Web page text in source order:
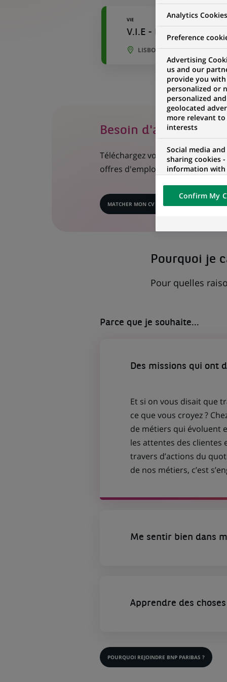
VIE
V.I.E - REPO Sales &
LISBONNE, LISBONNE,
Besoin d'aide dans
Téléchargez votre CV en 1 clic,
offres d'emploi les plus adaptées
MATCHER MON CV
(CE
Pourquoi je
Pour quelles
Parce que je souhaite...
Des missions qui ont
Et si on vous disait que
ce que vous croyez ?
de métiers qui évoluent
les attentes des clientes
travers d’actions du
de nos métiers, c’est
Me sentir bien dans
Apprendre des
POURQUOI REJOINDRE BNP PARIBAS ?
Analytics Cookies
Preference
Advertising
us and our
provide you with
personalized or
personalized and
geolocated
more relevant
interests
Social media
sharing cookies
information with
networks and
visualization on
of the content
external website.
Confirm My